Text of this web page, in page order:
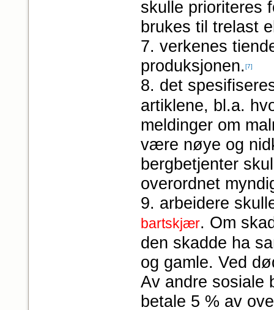
skulle prioriteres
brukes til trelast
7. verkenes
produksjonen. [7]
8. det
artiklene, bl.a.
meldinger om
være nøye og
bergbetjenter
overordnet
9. arbeidere
bartskjær. Om
den skadde ha
og gamle. Ved
Av andre sosiale
betale 5 % av